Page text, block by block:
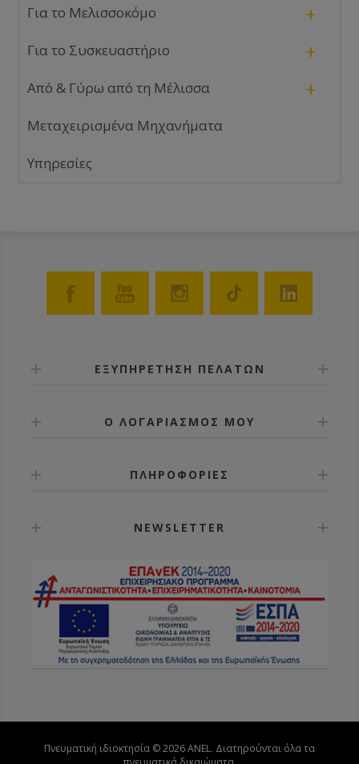
Για το Μελισσοκόμο +
Για το Συσκευαστήριο +
Από & Γύρω από τη Μέλισσα +
Μεταχειρισμένα Μηχανήματα
Υπηρεσίες
ΕΞΥΠΗΡΕΤΗΣΗ ΠΕΛΑΤΩΝ
Ο ΛΟΓΑΡΙΑΣΜΟΣ ΜΟΥ
ΠΛΗΡΟΦΟΡΙΕΣ
NEWSLETTER
Πνευματική ιδιοκτησία © 2026 ANEL. Διατηρούνται όλα τα